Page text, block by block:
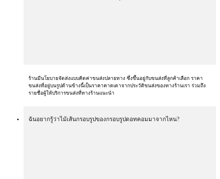
ร้านมีนโยบายจัดส่งแบบคิดค่าขนส่งปลายทาง ซึ่งขึ้นอยู่กับขนส่งที่ลูกค้าเลือก ราคา
ขนส่งที่อยู่บนรูปด้านข้างนี้เป็นราคาคาดเดาจากประวัติขนส่งของทางร้านเรา ร่วมถึง
รายชื่อผู้ให้บริการขนส่งที่ทางร้านแนะนำ
ฉันอยากรู้ว่าไม้เส้นกรอบรูปของกรอบรูปดอทคอมมาจากไหน?